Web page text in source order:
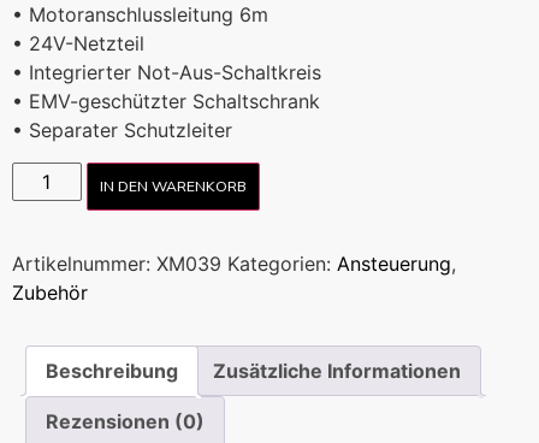
• Motoranschlussleitung 6m
• 24V-Netzteil
• Integrierter Not-Aus-Schaltkreis
• EMV-geschützter Schaltschrank
• Separater Schutzleiter
IN DEN WARENKORB
Artikelnummer: XM039 Kategorien: Ansteuerung,
Zubehör
Beschreibung Zusätzliche Informationen
Rezensionen (0)